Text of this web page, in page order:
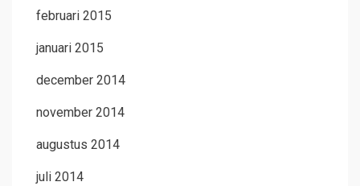
februari 2015
januari 2015
december 2014
november 2014
augustus 2014
juli 2014